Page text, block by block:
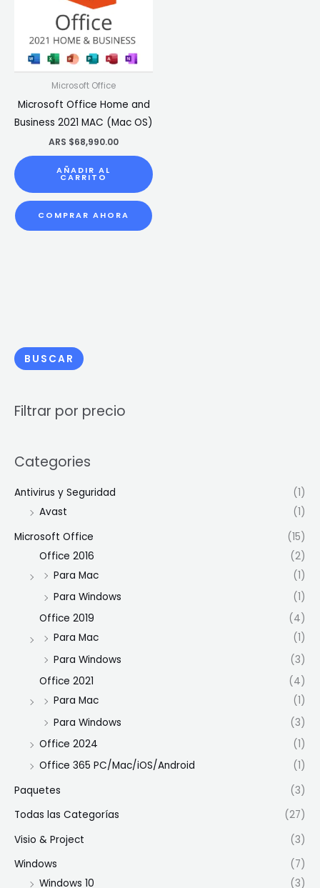
BUSCAR
Filtrar por precio
Categories
Antivirus y Seguridad
(1)
Avast
(1)
Microsoft Office
(15)
Office 2016
(2)
Para Mac
(1)
Para Windows
(1)
Office 2019
(4)
Para Mac
(1)
Para Windows
(3)
Office 2021
(4)
Para Mac
(1)
Para Windows
(3)
Office 2024
(1)
Office 365 PC/Mac/iOS/Android
(1)
Paquetes
(3)
Todas las Categorías
(27)
Visio & Project
(3)
Windows
(7)
Windows 10
(3)
Microsoft Office
Microsoft Office Home and
Business 2021 MAC (Mac OS)
ARS $68,990.00
AÑADIR AL
CARRITO
COMPRAR AHORA